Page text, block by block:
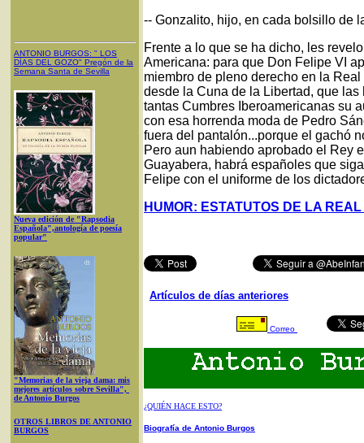
ANTONIO BURGOS: " LOS
DÍAS DEL GOZO" Pregón de la
Semana Santa de Sevilla
Nueva edición de "Rapsodia
Española",antología de poesía
popular"
"Memorias de la vieja dama: mis
mejores artículos sobre Sevilla",
de Antonio Burgos
OTROS LIBROS DE ANTONIO
BURGOS
-- Gonzalito, hijo, en cada bolsillo de
Frente a lo que se ha dicho, les
Americana: para que Don Felipe VI
miembro de pleno derecho en la
desde la Cuna de la Libertad, que
tantas Cumbres Iberoamericanas su
con esa horrenda moda de Pedro
fuera del pantalón...porque el gachó
Pero aun habiendo aprobado el Rey
Guayabera, habrá españoles que
Felipe con el uniforme de los
HUMOR: ESTATUTOS DE LA
Artículos de días anteriores
Correo
¿QUIÉN HACE ESTO?
Biografía de Antonio Burgos